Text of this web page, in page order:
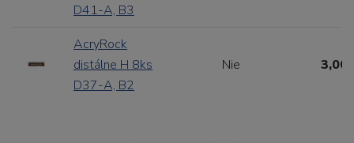
D41-A, B3
AcryRock
distálne H 8ks
D37-A, B2
Nie 3,00